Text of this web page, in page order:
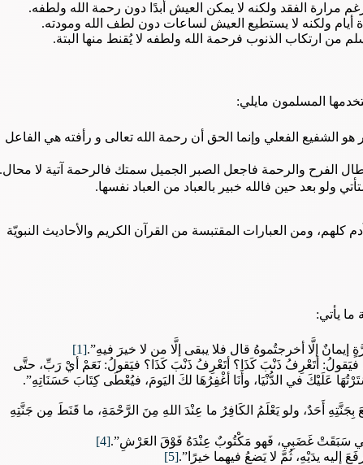
مرارة الفقد ولكنه لا يمكن العيش أبدًا دون رحمة الله ولطفه.
أيام ولكنه لا يستطيع العيش لساعات دون لطف الله ومودته.
ارتكاب الذنوب فرحمة الله ولطفه لا يُقنط منها البتة.
المسلمون مايلي:
الشفيع الفعلي وإنما الحق أن رحمة الله تعالى و رأفته هي الفاعل
طال الفرح والرحمة فاجعل الصبر الجميل سمتك فالرحمة آتية لا
ولو بعد حين فالله خبير بالعباد من العباد نفسها.
ومن العبارات المقتبسة من القرآن الكريم والأحاديث النبويّة
ما يأتي:
إيمانٌ إلَّا أخرجتُموهُ قال فلا يبقى إلَّا من لا خيرَ فيهِ”.[1]
فيَقولُ: أتَعْرِفُ ذَنْبَ كَذَا؟ أتَعْرِفُ ذَنْبَ كَذَا؟ فيَقولُ: نَعَمْ أيْ رَبِّ، حتَّى
عَلَيْكَ في الدُّنْيَا، وأَنَا أغْفِرُهَا لكَ اليَومَ، فيُعْطَى كِتَابَ حَسَنَاتِهِ”.
أَحَدٌ، ولو يَعْلَمُ الكَافِرُ ما عِنْدَ اللهِ مِنَ الرَّحْمَةِ، ما قَنَطَ مِن جَنَّتِهِ
سَبَقَتْ غَضَبِي، فَهو مَكْتُوبٌ عِنْدَهُ فَوْقَ العَرْشِ”.[4]
يدَيْهِ، ثُمَّ لا يَضعُ فيهما خيرًا”.[5]